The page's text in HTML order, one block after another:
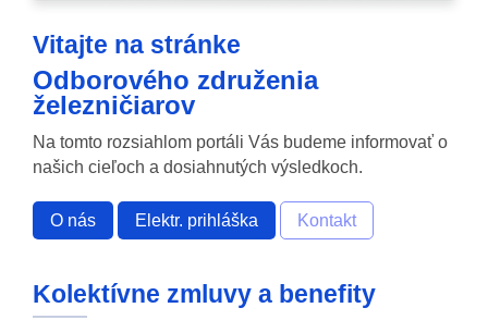
Vitajte na stránke
Odborového združenia
železničiarov
Na tomto rozsiahlom portáli Vás budeme informovať o
našich cieľoch a dosiahnutých výsledkoch.
O nás Elektr. prihláška Kontakt
Kolektívne zmluvy a benefity